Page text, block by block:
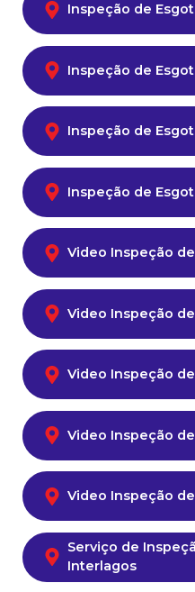
Inspeção de
Inspeção de
Inspeção de
Inspeção de
Video Inspeção
Video Inspeção
Video Inspeção
Video Inspeção
Video Inspeção
Serviço de
Interlagos